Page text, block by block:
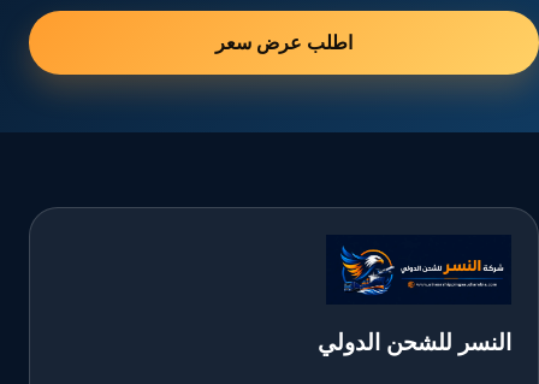
اطلب عرض سعر
النسر للشحن الدولي